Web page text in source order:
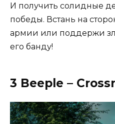
И получить солидные
победы. Встань на
армии или поддержи
его банду!
3 Beeple –